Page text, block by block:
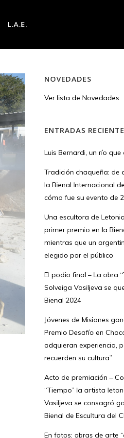
L.A.E.
NOVEDADES
Ver lista de Novedades
ENTRADAS
Luis Bernardi, un río que
Tradición chaqueña: de
la Bienal Internacional
cómo fue su evento de
Una escultora de
primer premio en la
mientras que un
elegido por el público
El podio final – La obra
Solveiga Vasiljeva se
Bienal 2024
Jóvenes de Misiones
Premio Desafío en
adquieran experiencia,
recuerden su cultura”
Acto de premiación –
“Tiempo” la artista
Vasiljeva se consagró
Bienal de Escultura del
En fotos: obras de arte